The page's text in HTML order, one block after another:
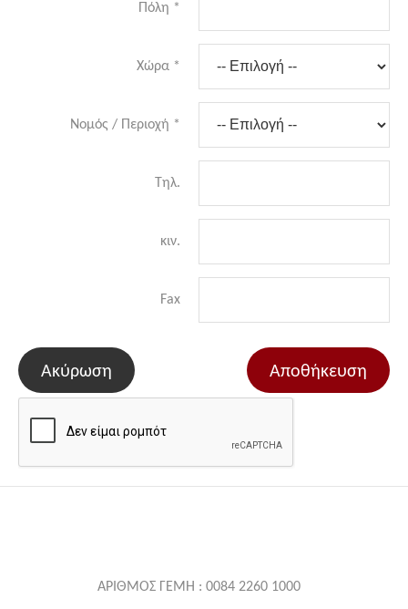
Πόλη *
Χώρα *
Νομός / Περιοχή *
Τηλ.
κιν.
Fax
Αποθήκευση
Ακύρωση
ΑΡΙΘΜΟΣ ΓΕΜΗ : 0084 2260 1000